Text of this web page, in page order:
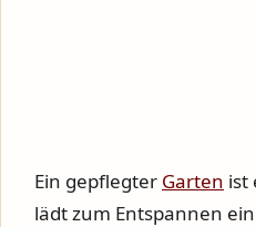
Ein gepflegter Garten ist
lädt zum Entspannen